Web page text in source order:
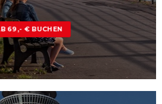
69,- € BUCHEN